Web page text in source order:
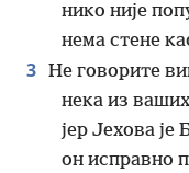
нико није
нема стене
3 Не говорите
нека из
јер Јехова је
он исправно